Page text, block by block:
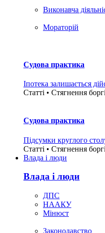
Виконавча
Мораторій
Судова практика
Іпотека залишається
Статті • Стягнення
Судова практика
Підсумки круглого
Статті • Стягнення
Влада i люди
Влада i люди
ДПС
НААКУ
Мінюст
Законодавство